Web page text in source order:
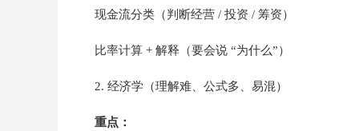
现金流分类（判断经营 / 投资 / 筹资）
比率计算 + 解释（要会说 “为什么”）
2. 经济学（理解难、公式多、易混）
重点：